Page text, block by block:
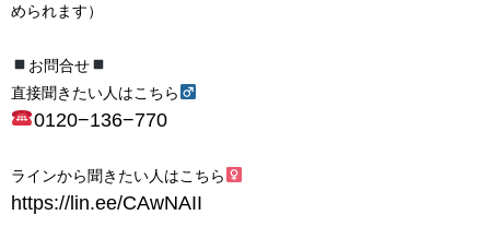
められます）
お問合せ
直接聞きたい人はこちら‍
0120−136−770
ラインから聞きたい人はこちら‍
https://lin.ee/CAwNAII